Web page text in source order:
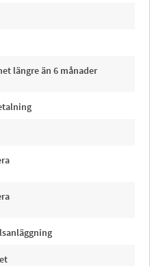
längre än 6 månader